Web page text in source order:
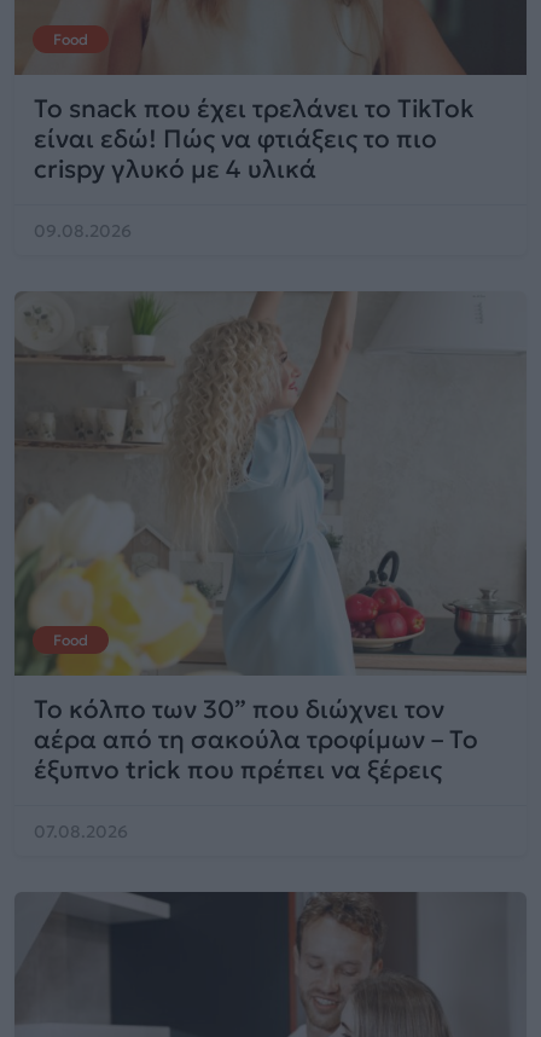
Food
Το snack που έχει τρελάνει το TikTok
είναι εδώ! Πώς να φτιάξεις το πιο
crispy γλυκό με 4 υλικά
09.08.2026
Food
Το κόλπο των 30” που διώχνει τον
αέρα από τη σακούλα τροφίμων – Το
έξυπνο trick που πρέπει να ξέρεις
07.08.2026